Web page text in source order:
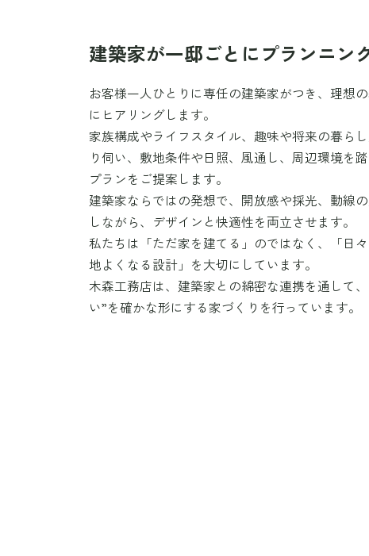
建築家が一邸ごとにプランニン
お客様一人ひとりに専任の建築家がつき、理想
にヒアリングします。
家族構成やライフスタイル、趣味や将来の暮ら
り伺い、敷地条件や日照、風通し、周辺環境を
プランをご提案します。
建築家ならではの発想で、開放感や採光、動線
しながら、デザインと快適性を両立させます。
私たちは「ただ家を建てる」のではなく、「日
地よくなる設計」を大切にしています。
木森工務店は、建築家との綿密な連携を通して
い”を確かな形にする家づくりを行っています。